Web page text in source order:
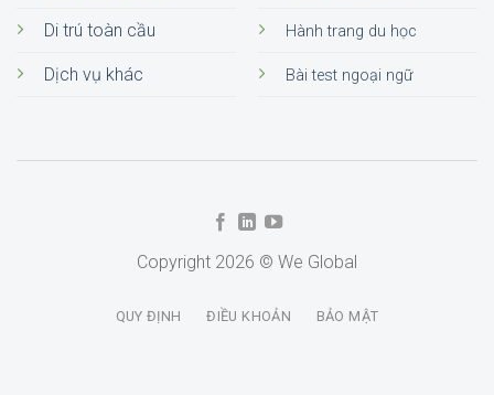
Di trú toàn cầu
Dịch vụ khác
Hành trang du học
Bài test ngoại ngữ
Copyright 2026 © We Global
QUY ĐỊNH ĐIỀU KHOẢN BẢO MẬT